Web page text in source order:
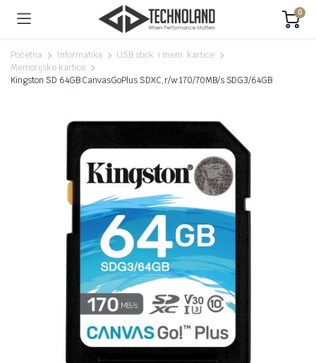
0
Početna Informatika
USB stick. i mem. kartice
Memorijske kartice
Kingston SD 64GB CanvasGoPlus SDXC,r/w:170/70MB/s SDG3/64GB